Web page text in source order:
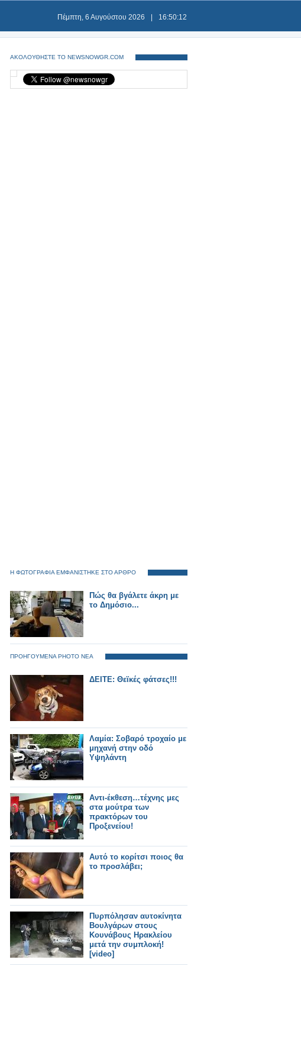
Πέμπτη, 6 Αυγούστου 2026 16:50:13
ΑΚΟΛΟΥΘΗΣΤΕ ΤΟ NEWSNOWGR.COM
Η ΦΩΤΟΓΡΑΦΙΑ ΕΜΦΑΝΙΣΤΗΚΕ ΣΤΟ ΑΡΘΡΟ
Πώς θα βγάλετε άκρη με
το Δημόσιο...
ΠΡΟΗΓΟΥΜΕΝΑ PHOTO ΝΕΑ
ΔΕΙΤΕ: Θεϊκές φάτσες!!!
Λαμία: Σοβαρό τροχαίο με
μηχανή στην οδό
Υψηλάντη
Αντι-έκθεση…τέχνης μες
στα μούτρα των
πρακτόρων του
Προξενείου!
Αυτό το κορίτσι ποιος θα
το προσλάβει;
Πυρπόλησαν αυτοκίνητα
Βουλγάρων στους
Κουνάβους Ηρακλείου
μετά την συμπλοκή!
[video]